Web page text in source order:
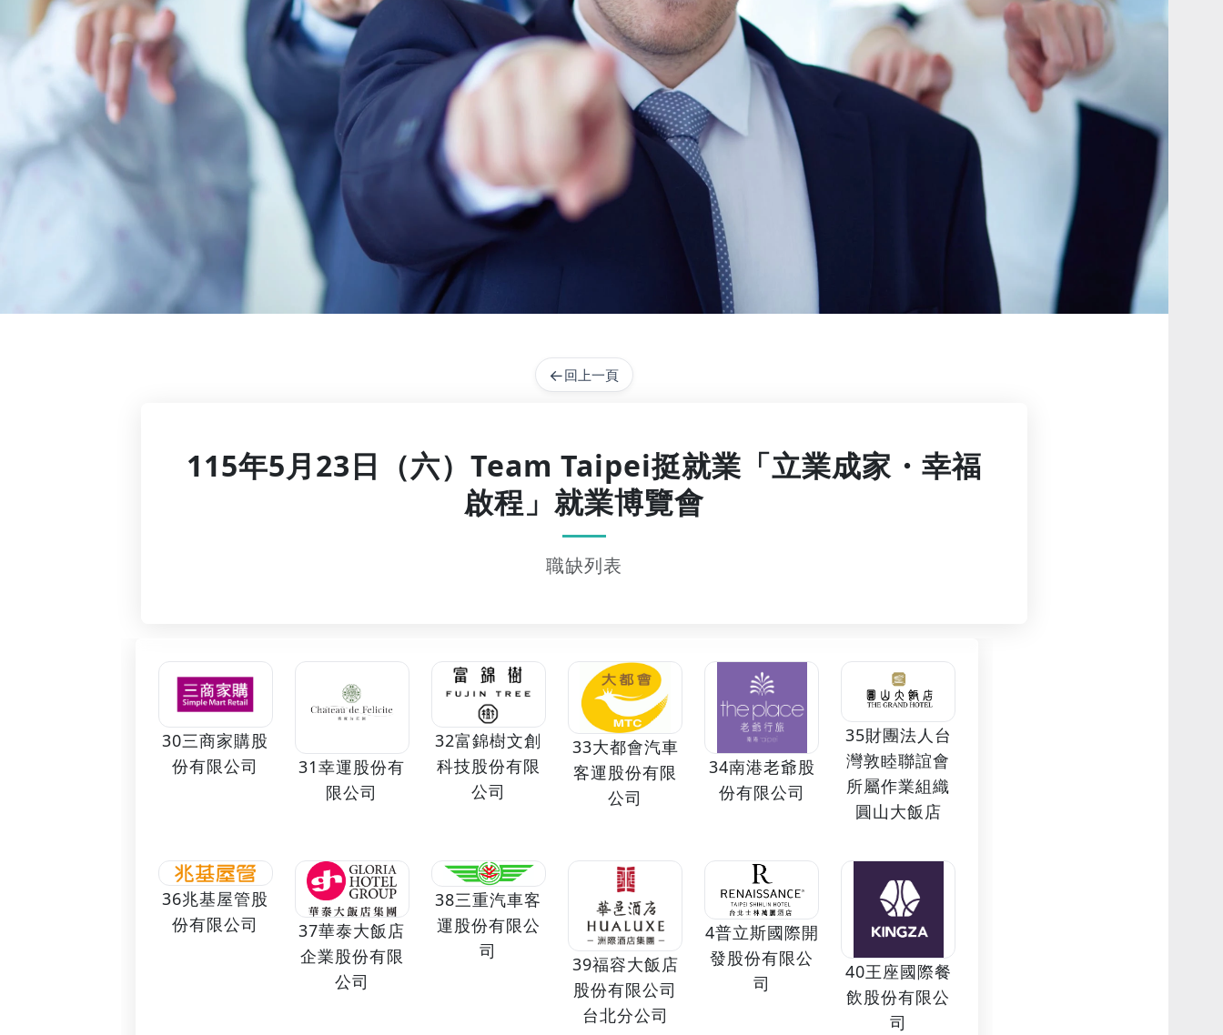
←回上一頁
115年5月23日（六）Team Taipei挺就業「立業成家・幸福
啟程」就業博覽會
職缺列表
30三商家購股
份有限公司
31幸運股份有
限公司
32富錦樹文創
科技股份有限
公司
33大都會汽車
客運股份有限
公司
34南港老爺股
份有限公司
35財團法人台
灣敦睦聯誼會
所屬作業組織
圓山大飯店
36兆基屋管股
份有限公司
37華泰大飯店
企業股份有限
公司
38三重汽車客
運股份有限公
司
39福容大飯店
股份有限公司
台北分公司
4普立斯國際開
發股份有限公
司
40王座國際餐
飲股份有限公
司